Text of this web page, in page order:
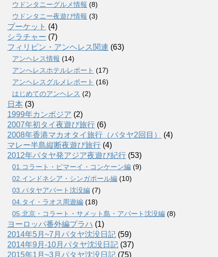
ウドンタニーグルメ情報 (8)
ウドンタニー夜遊び情報 (3)
プーケット (4)
シラチャー (7)
フィリピン・アンヘレス関連 (63)
アンヘレス情報 (14)
アンへレスホテルレポート (17)
アンヘレスグルメレポート (16)
はじめてのアンヘレス (2)
日本 (3)
1999年カンボジア (2)
2007年初タイ夜遊び旅行 (6)
2008年香港マカオタイ旅行（パタヤ2回目）
(4)
マレー半島縦断夜遊び旅行 (4)
2012年パタヤ発アジア夜遊び紀行 (53)
01.コラート・ピマーイ・コンケーン編 (9)
02.インドネシア・シンガポール編 (10)
03.パタヤアパート沈没編 (7)
04.タイ・ラオス周遊編 (18)
05.北京・コラート・サメット島・アパート沈没編 (8)
ヨーロッパ番外編プラハ (1)
2014年5月~7月パタヤ沈没日記 (59)
2014年9月-10月パタヤ沈没日記 (37)
2015年1月~3月パタヤ沈没日記 (75)